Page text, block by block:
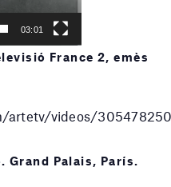
03:01
Toggle
Mute
Toggle
Fullscreen
France 2, emès
artetv/videos/
Grand Palais, París.